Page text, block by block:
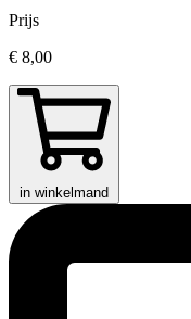
Prijs
€ 8,00
in winkelmand